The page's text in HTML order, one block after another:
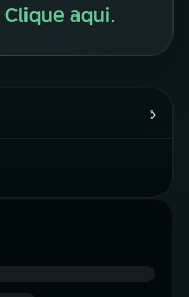
Clique aqui.
›